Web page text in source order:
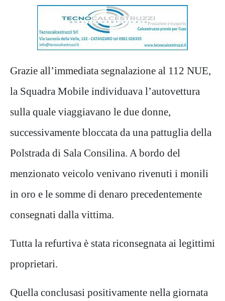
Grazie all’immediata segnalazione al 112 NUE,
la Squadra Mobile individuava l’autovettura
sulla quale viaggiavano le due donne,
successivamente bloccata da una pattuglia della
Polstrada di Sala Consilina. A bordo del
menzionato veicolo venivano rivenuti i monili
in oro e le somme di denaro precedentemente
consegnati dalla vittima.
Tutta la refurtiva è stata riconsegnata ai legittimi
proprietari.
Quella conclusasi positivamente nella giornata